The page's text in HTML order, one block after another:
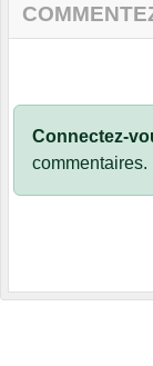
Connectez-
commentaires.